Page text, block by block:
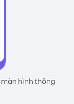
hình thông